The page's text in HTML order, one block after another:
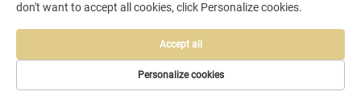
Telif Hakkı © Shenzhen Kingstar Bags And Cases Co., Ltd.
Tüm Hakları Saklıdır -Gizlilik politikası-Blog
don't want to accept all cookies, click Personalize cookies.
Personalize cookies
Accept all